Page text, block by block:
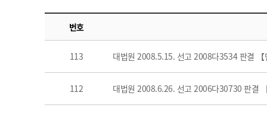
번호
113 대법원 2008.5.15. 선고 2008다3534 판결 【
112 대법원 2008.6.26. 선고 2006다30730 판결